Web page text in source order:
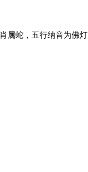
蛇，五行纳音为佛